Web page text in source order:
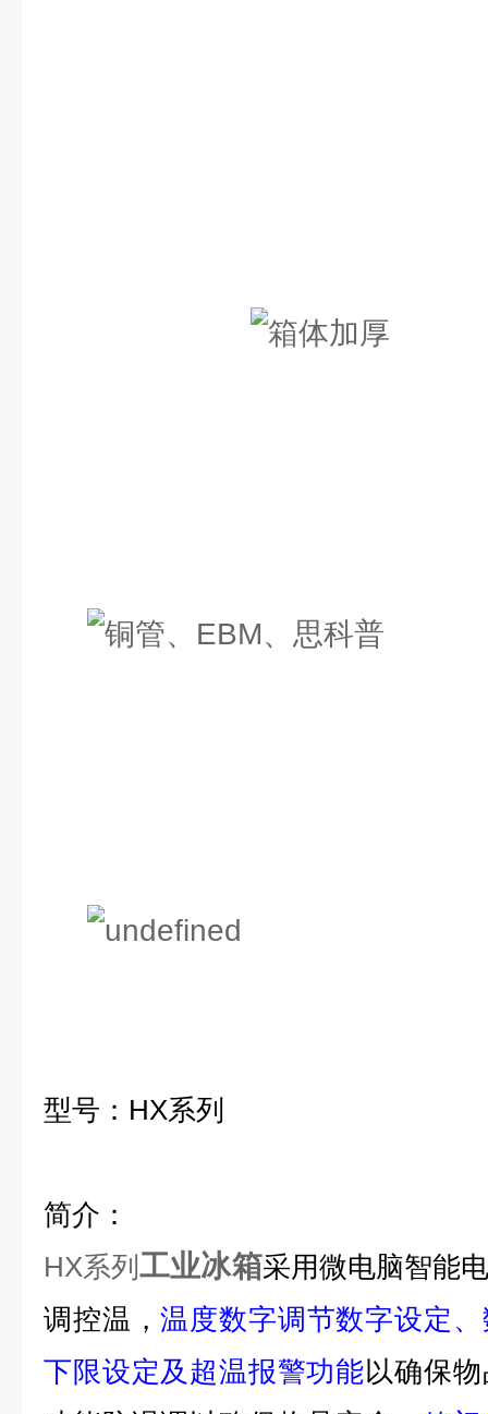
型号： HX系列
简介：
HX系列工业冰箱采用微电脑智能
调控温，温度数字调节数字设定
下限设定及超温报警功能以确保